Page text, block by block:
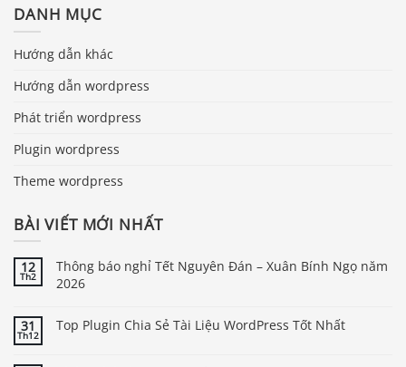
DANH MỤC
Hướng dẫn khác
Hướng dẫn wordpress
Phát triển wordpress
Plugin wordpress
Theme wordpress
BÀI VIẾT MỚI NHẤT
12
Th2
Thông báo nghỉ Tết Nguyên Đán – Xuân Bính Ngọ năm
2026
31
Th12
Top Plugin Chia Sẻ Tài Liệu WordPress Tốt Nhất